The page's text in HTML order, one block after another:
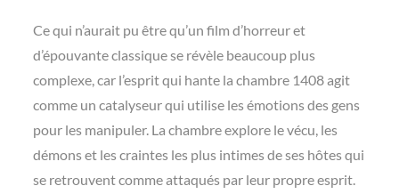
Ce qui n’aurait pu être qu’un film d’horreur et
d’épouvante classique se révèle beaucoup plus
complexe, car l’esprit qui hante la chambre 1408 agit
comme un catalyseur qui utilise les émotions des gens
pour les manipuler. La chambre explore le vécu, les
démons et les craintes les plus intimes de ses hôtes qui
se retrouvent comme attaqués par leur propre esprit.